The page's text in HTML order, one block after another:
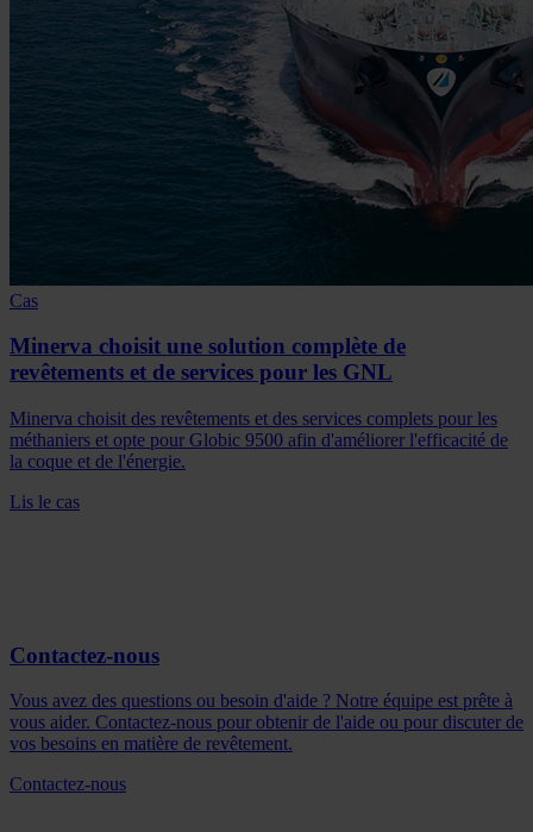
Cas
Minerva choisit une solution complète de
revêtements et de services pour les GNL
Minerva choisit des revêtements et des services complets pour les
méthaniers et opte pour Globic 9500 afin d'améliorer l'efficacité de
la coque et de l'énergie.
Lis le cas
Contactez-nous
Vous avez des questions ou besoin d'aide ? Notre équipe est prête à
vous aider. Contactez-nous pour obtenir de l'aide ou pour discuter de
vos besoins en matière de revêtement.
Contactez-nous